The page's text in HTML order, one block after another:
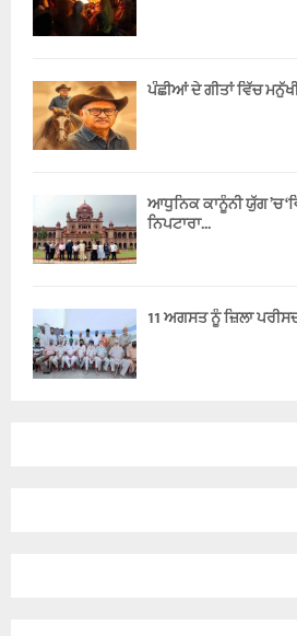
ਪੰਛੀਆਂ ਦੇ ਗੀਤਾਂ ਵਿੱਚ
ਆਧੁਨਿਕ ਕਾਨੂੰਨੀ ਯੁੱਗ ’ਚ
ਨਿਪਟਾਰਾ...
11 ਅਗਸਤ ਨੂੰ ਜ਼ਿਲਾ